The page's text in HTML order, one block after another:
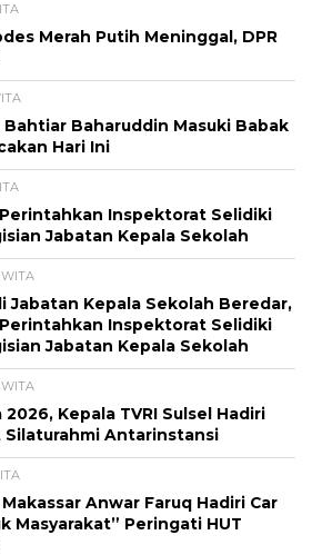
Merah Putih Meninggal, DPR
Baharuddin Masuki Babak
Hari Ini
Inspektorat Selidiki
Jabatan Kepala Sekolah
Jabatan Kepala Sekolah Beredar,
Inspektorat Selidiki
Jabatan Kepala Sekolah
Kepala TVRI Sulsel Hadiri
Silaturahmi Antarinstansi
Anwar Faruq Hadiri Car
Masyarakat” Peringati HUT